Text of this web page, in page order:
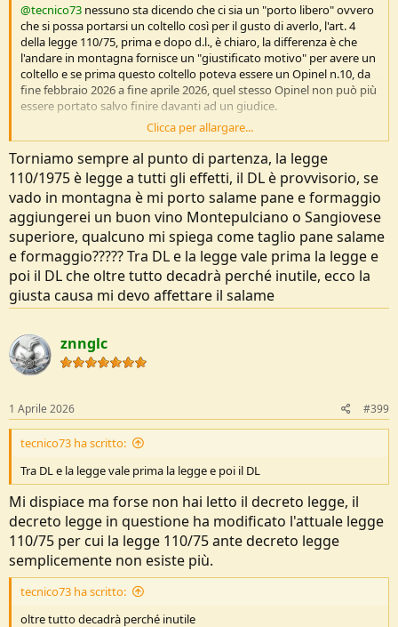
@tecnico73 nessuno sta dicendo che ci sia un "porto libero" ovvero
che si possa portarsi un coltello così per il gusto di averlo, l'art. 4
della legge 110/75, prima e dopo d.l., è chiaro, la differenza è che
l'andare in montagna fornisce un "giustificato motivo" per avere un
coltello e se prima questo coltello poteva essere un Opinel n.10, da
fine febbraio 2026 a fine aprile 2026, quel stesso Opinel non può più
essere portato salvo finire davanti ad un giudice.
Ciao
, Gianluca
Clicca per allargare...
Torniamo sempre al punto di partenza, la legge
110/1975 è legge a tutti gli effetti, il DL è provvisorio, se
vado in montagna è mi porto salame pane e formaggio
aggiungerei un buon vino Montepulciano o Sangiovese
superiore, qualcuno mi spiega come taglio pane salame
e formaggio????? Tra DL e la legge vale prima la legge e
poi il DL che oltre tutto decadrà perché inutile, ecco la
giusta causa mi devo affettare il salame
znnglc
1 Aprile 2026 #399
tecnico73 ha scritto:
Tra DL e la legge vale prima la legge e poi il DL
Mi dispiace ma forse non hai letto il decreto legge, il
decreto legge in questione ha modificato l'attuale legge
110/75 per cui la legge 110/75 ante decreto legge
semplicemente non esiste più.
tecnico73 ha scritto:
oltre tutto decadrà perché inutile